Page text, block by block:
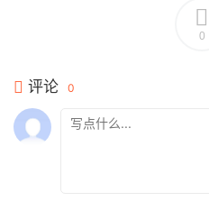
0
评论 0